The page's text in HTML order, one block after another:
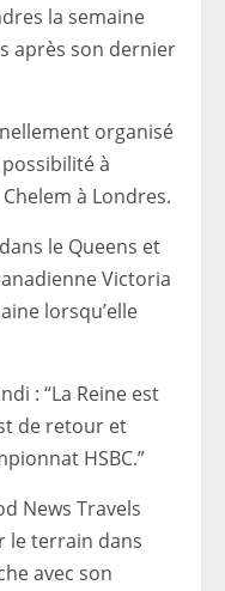
la semaine
après son dernier
organisé
à
à Londres.
le Queens et
Victoria
lorsqu’elle
: “La Reine est
de retour et
HSBC.”
News Travels
le terrain dans
avec son